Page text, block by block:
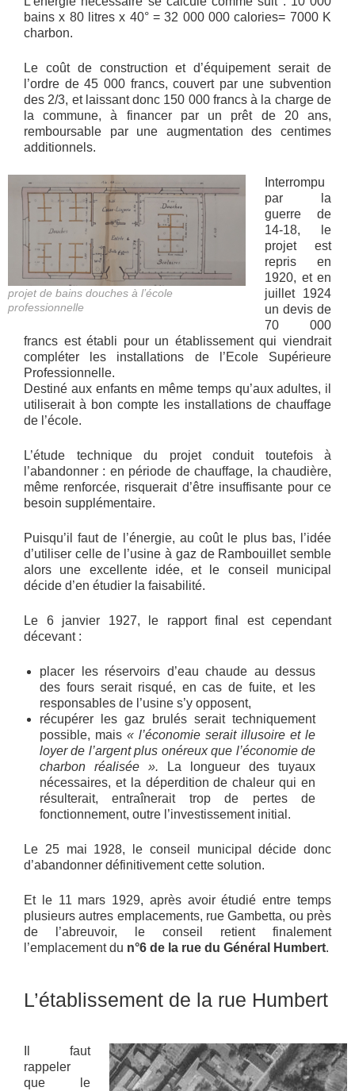
bains x 80 litres x 40° = 32 000 000 calories= 7000 K
charbon.
Le coût de construction et d’équipement serait de
l’ordre de 45 000 francs, couvert par une subvention
des 2/3, et laissant donc 150 000 francs à la charge de
la commune, à financer par un prêt de 20 ans,
remboursable par une augmentation des centimes
additionnels.
projet de bains douches à l’école
professionnelle
Interrompu
par la
guerre de
14-18, le
projet est
repris en
1920, et en
juillet 1924
un devis de
70 000
francs est établi pour un établissement qui viendrait
compléter les installations de l’Ecole Supérieure
Professionnelle.
Destiné aux enfants en même temps qu’aux adultes, il
utiliserait à bon compte les installations de chauffage
de l’école.
L’étude technique du projet conduit toutefois à
l’abandonner : en période de chauffage, la chaudière,
même renforcée, risquerait d’être insuffisante pour ce
besoin supplémentaire.
Puisqu’il faut de l’énergie, au coût le plus bas, l’idée
d’utiliser celle de l’usine à gaz de Rambouillet semble
alors une excellente idée, et le conseil municipal
décide d’en étudier la faisabilité.
Le 6 janvier 1927, le rapport final est cependant
décevant :
placer les réservoirs d’eau chaude au dessus
des fours serait risqué, en cas de fuite, et les
responsables de l’usine s’y opposent,
récupérer les gaz brulés serait techniquement
possible, mais « l’économie serait illusoire et le
loyer de l’argent plus onéreux que l’économie de
charbon réalisée ».
La longueur des tuyaux
nécessaires, et la déperdition de chaleur qui en
résulterait, entraînerait trop de pertes de
fonctionnement, outre l’investissement initial.
Le 25 mai 1928, le conseil municipal décide donc
d’abandonner définitivement cette solution.
Et le 11 mars 1929, après avoir étudié entre temps
plusieurs autres emplacements, rue Gambetta, ou près
de l’abreuvoir, le conseil retient finalement
l’emplacement du n°6 de la rue du Général Humbert.
L’établissement de la rue Humbert
Il faut
rappeler
que le